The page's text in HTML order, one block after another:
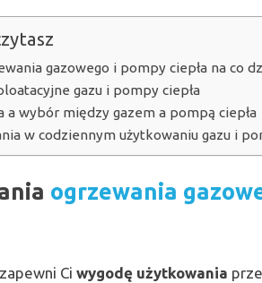
gazowego i pompy ciepła na co
gazu i pompy ciepła
a wybór między gazem a pompą ciepła
w codziennym użytkowaniu gazu i
ogrzewania
Ci wygodę użytkowania